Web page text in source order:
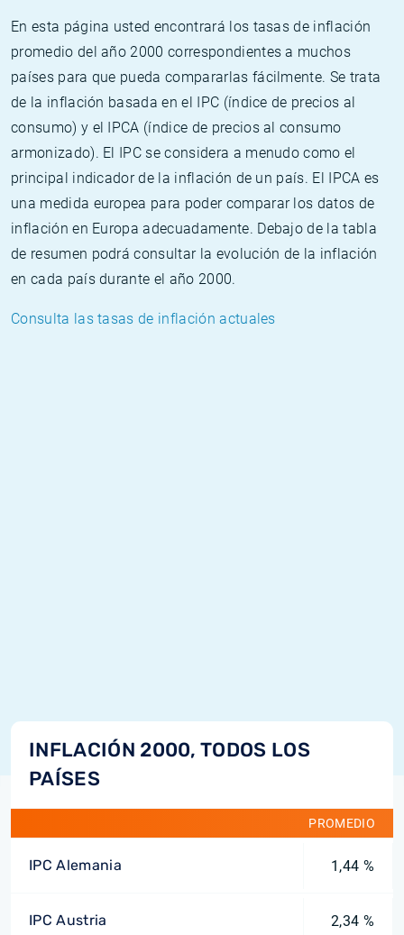
En esta página usted encontrará los tasas de inflación
promedio del año 2000 correspondientes a muchos
países para que pueda compararlas fácilmente. Se trata
de la inflación basada en el IPC (índice de precios al
consumo) y el IPCA (índice de precios al consumo
armonizado). El IPC se considera a menudo como el
principal indicador de la inflación de un país. El IPCA es
una medida europea para poder comparar los datos de
inflación en Europa adecuadamente. Debajo de la tabla
de resumen podrá consultar la evolución de la inflación
en cada país durante el año 2000.
Consulta las tasas de inflación actuales
INFLACIÓN 2000, TODOS LOS
PAÍSES
PROMEDIO
IPC Alemania 1,44 %
IPC Austria 2,34 %